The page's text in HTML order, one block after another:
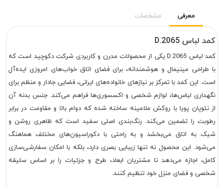
معرفی مشخصات
کمد لباس D.2065
کمد لباس D.2065 یکی از محصولات مدرن و کاربردی شرکت دکوچید است که
با طراحی مینیمال و هوشمندانه، برای فضای اتاق خواب‌های امروزی ایده‌آل
است. این کمد با تمرکز بر نیازهای خانواده‌های ایرانی، فضایی جادار و منظم برای
نگهداری لباس‌ها، لوازم شخصی و اکسسوری‌ها فراهم می‌کند. جنس بدنه آن
از نئوپان پویا با روکش ملامینه ساخته شده که دوام بالا و مقاومت در برابر
رطوبت را تضمین می‌کند. رنگ‌بندی اصلی سفید است که ظاهری روشن و
شیک به اتاق می‌بخشد و به راحتی با دکوراسیون‌های مختلف هماهنگ
می‌شود. این محصول نه تنها زیبایی بصری دارد، بلکه با امکان سفارشی‌سازی
کامل، اجازه می‌دهد تا مشتریان ابعاد، طرح و جزئیات را بر اساس سلیقه
شخصی و فضای منزل خود تنظیم کنند.